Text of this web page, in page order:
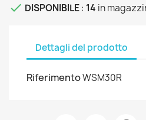
 DISPONIBILE: 14 in
Dettagli del prodotto
RiferimentoWSM30R